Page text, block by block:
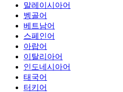
말레이시아어
벵골어
베트남어
스페인어
아랍어
이탈리아어
인도네시아어
태국어
터키어